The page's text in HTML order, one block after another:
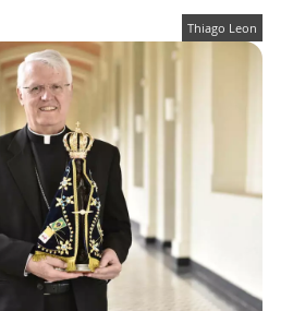
Thiago Leon